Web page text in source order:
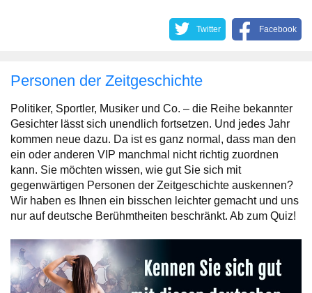
Twitter Facebook
Personen der Zeitgeschichte
Politiker, Sportler, Musiker und Co. – die Reihe bekannter
Gesichter lässt sich unendlich fortsetzen. Und jedes Jahr
kommen neue dazu. Da ist es ganz normal, dass man den
ein oder anderen VIP manchmal nicht richtig zuordnen
kann. Sie möchten wissen, wie gut Sie sich mit
gegenwärtigen Personen der Zeitgeschichte auskennen?
Wir haben es Ihnen ein bisschen leichter gemacht und uns
nur auf deutsche Berühmtheiten beschränkt. Ab zum Quiz!